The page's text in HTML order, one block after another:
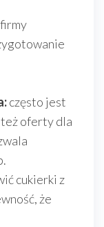
często jest
oferty dla
cukierki z
że